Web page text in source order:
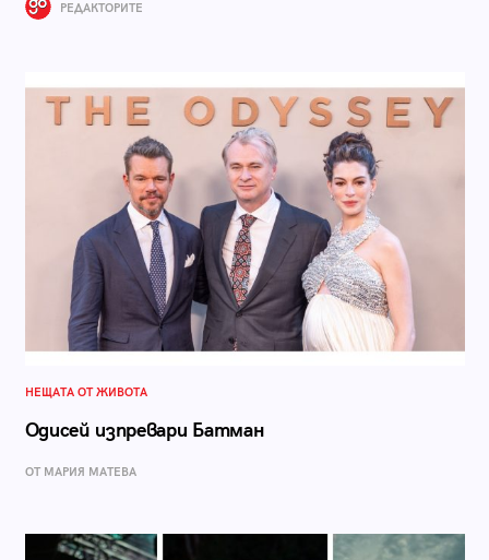
РЕДАКТОРИТЕ
НЕЩАТА ОТ ЖИВОТА
Одисей изпревари Батман
ОТ МАРИЯ МАТЕВА